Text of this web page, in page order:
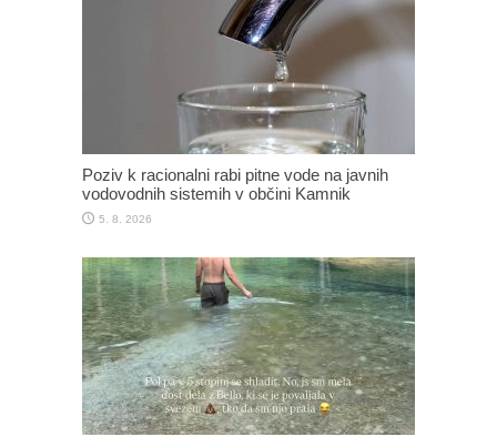
Poziv k racionalni rabi pitne vode na javnih
vodovodnih sistemih v občini Kamnik
5. 8. 2026